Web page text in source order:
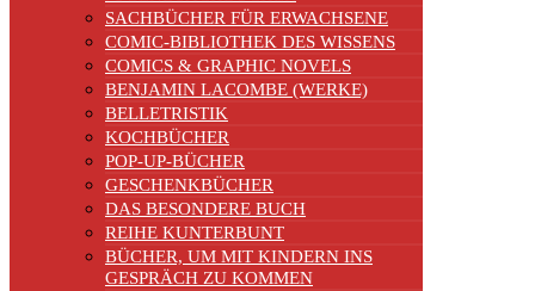
SACHBÜCHER FÜR ERWACHSENE
COMIC-BIBLIOTHEK DES WISSENS
COMICS & GRAPHIC NOVELS
BENJAMIN LACOMBE (WERKE)
BELLETRISTIK
KOCHBÜCHER
POP-UP-BÜCHER
GESCHENKBÜCHER
DAS BESONDERE BUCH
REIHE KUNTERBUNT
BÜCHER, UM MIT KINDERN INS
GESPRÄCH ZU KOMMEN